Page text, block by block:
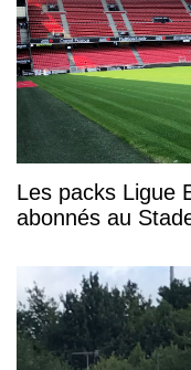
Les packs Ligue
abonnés au